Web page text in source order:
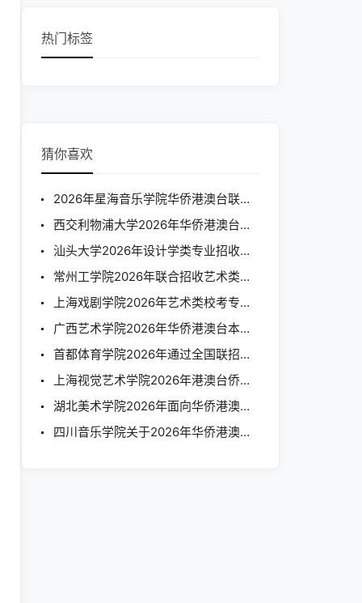
热门标签
猜你喜欢
2026年星海音乐学院华侨港澳台联招招生简章
西交利物浦大学2026年华侨港澳台本科招生简章
汕头大学2026年设计学类专业招收华侨港澳台学生简章
常州工学院2026年联合招收艺术类华侨港澳台学生简章
上海戏剧学院2026年艺术类校考专业本科招生简章
广西艺术学院2026年华侨港澳台本科招生简章
首都体育学院2026年通过全国联招考试招收华侨港澳台学生简章
上海视觉艺术学院2026年港澳台侨联合考试招 生 简 章
湖北美术学院2026年面向华侨港澳台地区本科招生简章
四川音乐学院关于2026年华侨港澳台联考招生简章